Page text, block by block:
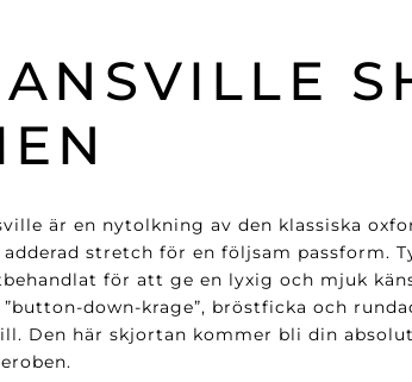
är en nytolkning av den klassiska
adderad stretch för en följsam passform.
för att ge en lyxig och mjuk
”button-down-krage”, bröstficka och
Den här skjortan kommer bli din